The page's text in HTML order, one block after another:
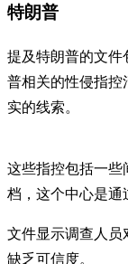
特朗普
提及特朗普的文件
普相关的性侵指控
实的线索。
这些指控包括一些
档，这个中心是通
文件显示调查人员
缺乏可信度。